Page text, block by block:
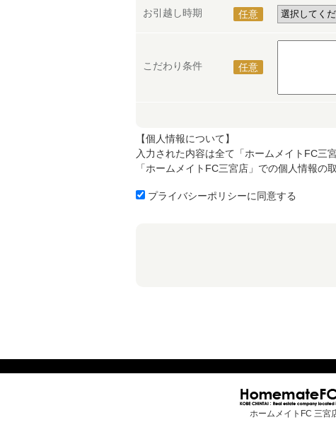
お引越し時期 任意
こだわり条件 任意
【個人情報について】
入力された内容は全て「ホームメイトFC三
「ホームメイトFC三宮店」での個人情報の
プライバシーポリシーに同意する
ホームメイトFC 三